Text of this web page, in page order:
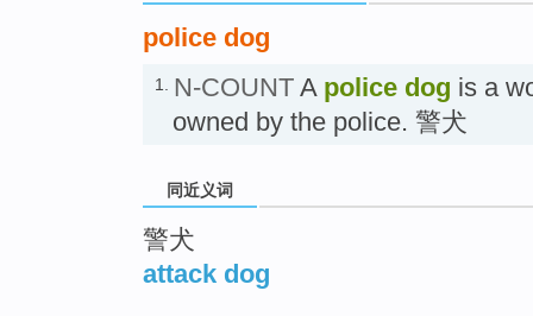
police dog
1. N-COUNT A police dog is a
owned by the police. 警犬
同近义词
警犬
attack dog